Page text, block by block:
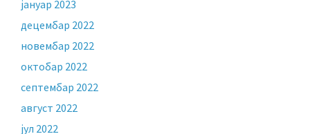
јануар 2023
децембар 2022
новембар 2022
октобар 2022
септембар 2022
август 2022
јул 2022